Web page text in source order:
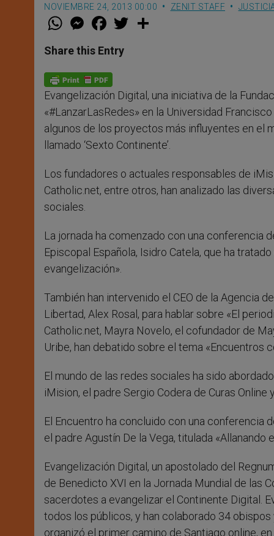
NOVIEMBRE 24, 2013 00:00 ZENIT STAFF
W
t
s
p
p
M
e
s
e
g
e
r
F
a
e
b
o
k
w
Share this Entry
Evangelización Digital, una iniciativa de la
«#LanzarLasRedes» en la Universidad
algunos de los proyectos más influyentes en el
llamado ‘Sexto Continente’.
Los fundadores o actuales responsables de
Catholic.net, entre otros, han analizado las
sociales.
La jornada ha comenzado con una conferencia
Episcopal Española, Isidro Catela, que ha
evangelización».
También han intervenido el CEO de la Agencia
Libertad, Alex Rosal, para hablar sobre «El
Catholic.net, Mayra Novelo, el cofundador de
Uribe, han debatido sobre el tema «Encuentros
El mundo de las redes sociales ha sido
iMision, el padre Sergio Codera de Curas
El Encuentro ha concluido con una conferencia
el padre Agustín De la Vega, titulada «Allanando
Evangelización Digital, un apostolado del
de Benedicto XVI en la Jornada Mundial de las
sacerdotes a evangelizar el Continente Digital.
todos los públicos, y han colaborado 34
organizó el primer camino de Santiago online,